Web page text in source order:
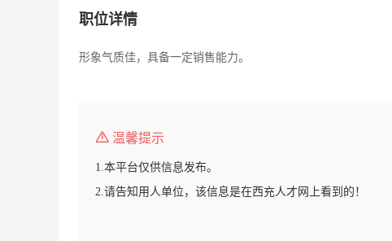
职位详情
形象气质佳，具备一定销售能力。
温馨提示
1.本平台仅供信息发布。
2.请告知用人单位，该信息是在西充人才网上看到的！